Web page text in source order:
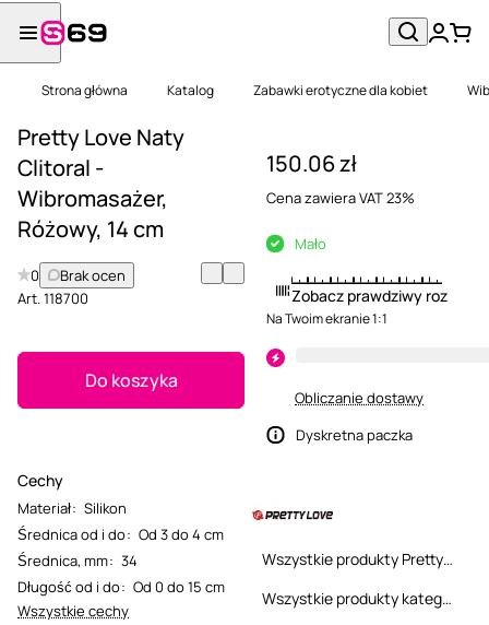
Strona główna Katalog Zabawki erotyczne dla kobiet
Pretty Love Naty
Clitoral -
Wibromasażer,
Różowy, 14 cm
0
Brak ocen
Art.118700
Do koszyka
Cechy
Materiał: Silikon
Średnica od i do: Od 3 do 4 cm
Średnica, mm: 34
Długość od i do: Od 0 do 15 cm
Wszystkie cechy
150.06 zł
Cena zawiera VAT 23%
Mało
Zobacz prawdziwy rozmiar
Na Twoim ekranie 1:1
Obliczanie dostawy
Dyskretna paczka
Wszystkie produkty Pretty Love
Wszystkie produkty kategorii